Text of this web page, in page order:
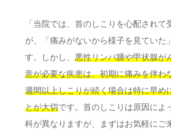
「当院では、首のしこりを心配されて
が、「痛みがないから様子を見ていた
す。しかし、 悪性リンパ腫や甲状腺が
意が必要な疾患は、初期に痛みを伴わ
週間以上しこりが続く場合は特に早め
とが大切です。首のしこりは原因によ
科が異なりますが、まずはお気軽にご